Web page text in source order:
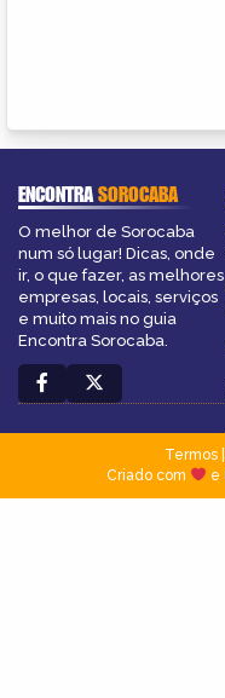
ENCONTRASOROCABA
O melhor de Sorocaba
num só lugar! Dicas, onde
ir, o que fazer, as melhores
empresas, locais, serviços
e muito mais no guia
Encontra Sorocaba.
Termos|
Criado com
e